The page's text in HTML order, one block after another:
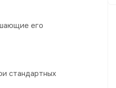
его
стандартных